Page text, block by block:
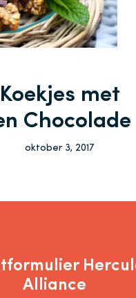
met
Chocolade
oktober 3, 2017
Alliance